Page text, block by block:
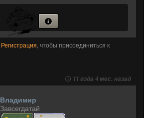
Регистрация, чтобы присоединиться к
11 года 4 мес. назад
Владимир
Завсегдатай